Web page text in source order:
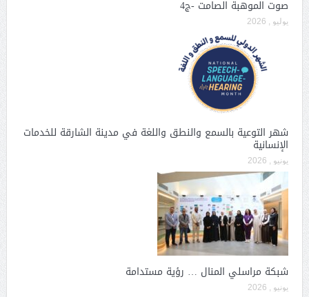
صوت الموهبة الصامت -ج4
يوليو , 2026
شهر التوعية بالسمع والنطق واللغة في مدينة الشارقة للخدمات
الإنسانية
يونيو , 2026
شبكة مراسلي المنال … رؤية مستدامة
يونيو , 2026